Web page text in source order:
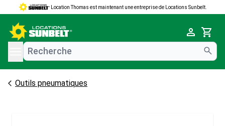
Location Thomas est maintenant une entreprise de Locations Sunbelt.
Cart
menu
Outils pneumatiques